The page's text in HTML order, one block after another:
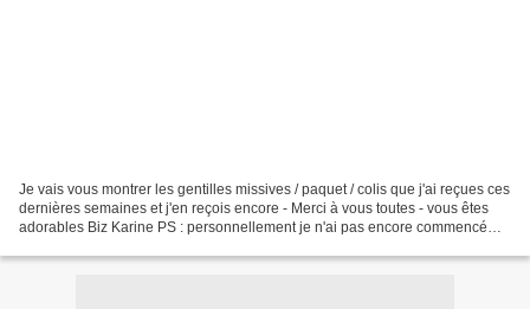
Je vais vous montrer les gentilles missives / paquet / colis que j'ai reçues ces
dernières semaines et j'en reçois encore - Merci à vous toutes - vous êtes
adorables Biz Karine PS : personnellement je n'ai pas encore commencé